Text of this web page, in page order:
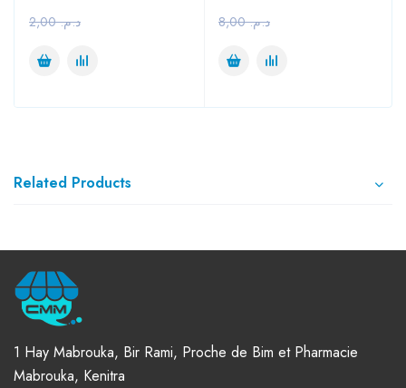
د.م.2,00 د.م.8,00
Related Products
1 Hay Mabrouka, Bir Rami, Proche de Bim et Pharmacie
Mabrouka, Kenitra